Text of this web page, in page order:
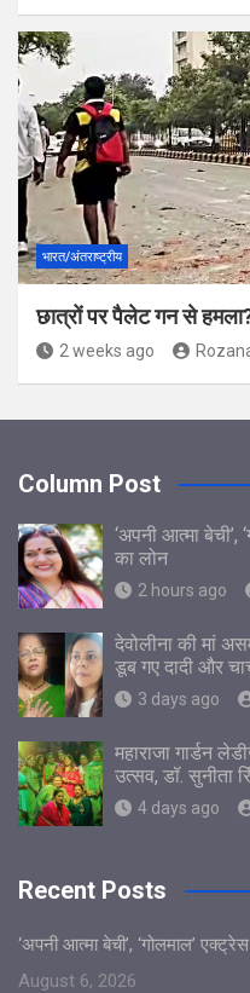
भारत/अंतराष्ट्रीय
छात्रों पर पैलेट गन से
2 weeks ago
Column Post
‘अपनी आत्मा
का लोन
2 hours ago
देवोलीना की मां
डूब गए दादी और
3 days ago
महाराजा गार्डन
उत्सव, डॉ. सुनीता
4 days ago
Recent Posts
‘अपनी आत्मा बेची’, ‘गोलमाल’
August 6, 2026